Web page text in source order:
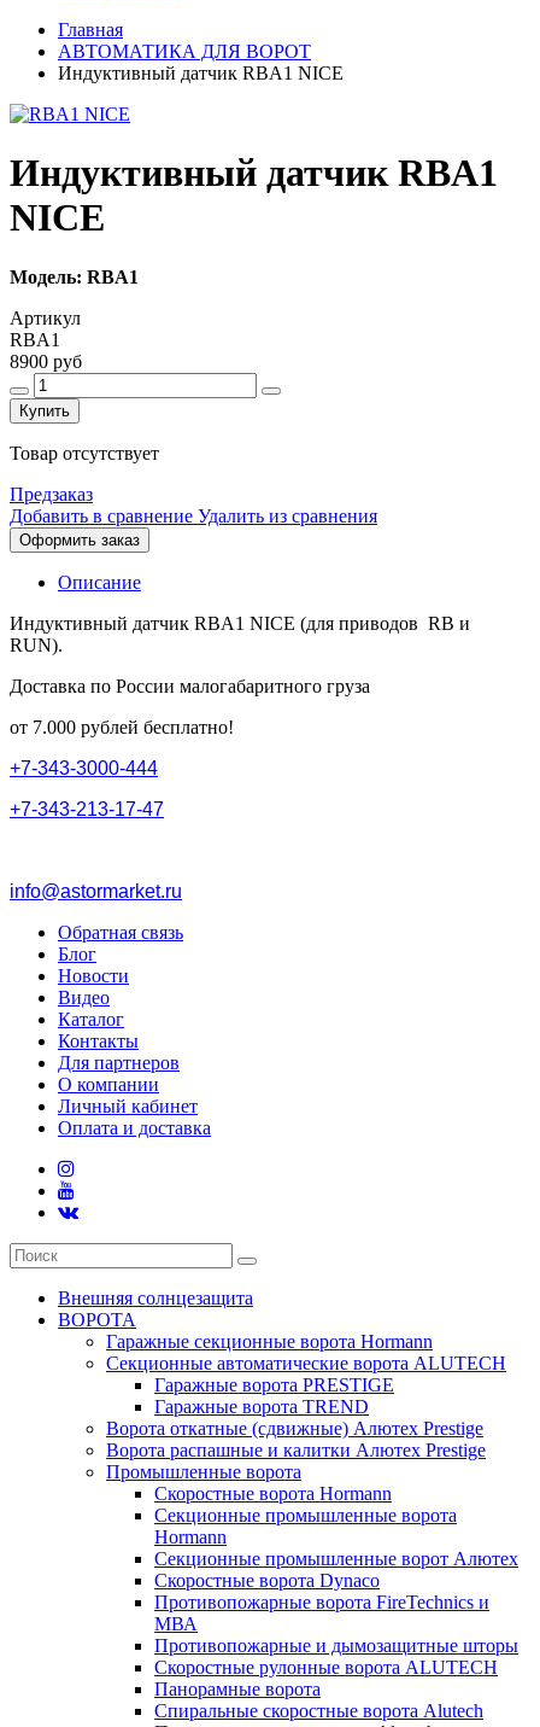
Главная
АВТОМАТИКА ДЛЯ ВОРОТ
Индуктивный датчик RBA1 NICE
Индуктивный датчик RBA1
NICE
Модель: RBA1
Артикул
RBA1
8900 руб
Купить
Товар отсутствует
Предзаказ
Добавить в сравнение Удалить из сравнения
Оформить заказ
Описание
Индуктивный датчик RBA1 NICE (для приводов RB и
RUN).
Доставка по России малогабаритного груза
от 7.000 рублей бесплатно!
+7-343-3000-444
+7-343-213-17-47
info@astormarket.ru
Обратная связь
Блог
Новости
Видео
Каталог
Контакты
Для партнеров
О компании
Личный кабинет
Оплата и доставка
Внешняя солнцезащита
ВОРОТА
Гаражные секционные ворота Hormann
Секционные автоматические ворота ALUTECH
Гаражные ворота PRESTIGE
Гаражные ворота TREND
Ворота откатные (сдвижные) Алютех Prestige
Ворота распашные и калитки Алютех Prestige
Промышленные ворота
Скоростные ворота Hormann
Секционные промышленные ворота
Hormann
Секционные промышленные ворот Алютех
Скоростные ворота Dynaco
Противопожарные ворота FireTechnics и
МВА
Противопожарные и дымозащитные шторы
Скоростные рулонные ворота ALUTECH
Панорамные ворота
Спиральные скоростные ворота Alutech